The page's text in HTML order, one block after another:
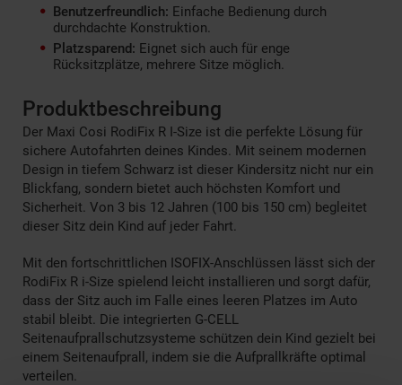
Benutzerfreundlich: Einfache Bedienung durch
durchdachte Konstruktion.
Platzsparend: Eignet sich auch für enge
Rücksitzplätze, mehrere Sitze möglich.
Produktbeschreibung
Der Maxi Cosi RodiFix R I-Size ist die perfekte Lösung für
sichere Autofahrten deines Kindes. Mit seinem modernen
Design in tiefem Schwarz ist dieser Kindersitz nicht nur ein
Blickfang, sondern bietet auch höchsten Komfort und
Sicherheit. Von 3 bis 12 Jahren (100 bis 150 cm) begleitet
dieser Sitz dein Kind auf jeder Fahrt.
Mit den fortschrittlichen ISOFIX-Anschlüssen lässt sich der
RodiFix R i-Size spielend leicht installieren und sorgt dafür,
dass der Sitz auch im Falle eines leeren Platzes im Auto
stabil bleibt. Die integrierten G-CELL
Seitenaufprallschutzsysteme schützen dein Kind gezielt bei
einem Seitenaufprall, indem sie die Aufprallkräfte optimal
verteilen.